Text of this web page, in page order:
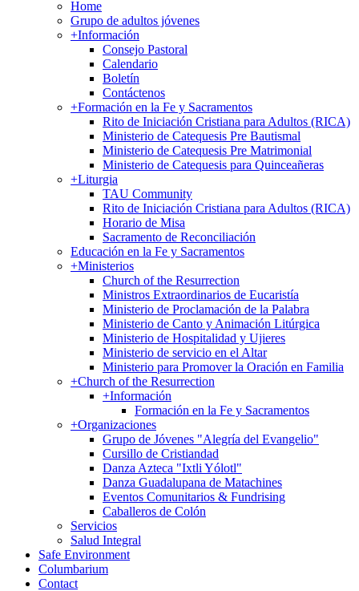
Home
Grupo de adultos jóvenes
+Información
Consejo Pastoral
Calendario
Boletín
Contáctenos
+Formación en la Fe y Sacramentos
Rito de Iniciación Cristiana para Adultos (RICA)
Ministerio de Catequesis Pre Bautismal
Ministerio de Catequesis Pre Matrimonial
Ministerio de Catequesis para Quinceañeras
+Liturgia
TAU Community
Rito de Iniciación Cristiana para Adultos (RICA)
Horario de Misa
Sacramento de Reconciliación
Educación en la Fe y Sacramentos
+Ministerios
Church of the Resurrection
Ministros Extraordinarios de Eucaristía
Ministerio de Proclamación de la Palabra
Ministerio de Canto y Animación Litúrgica
Ministerio de Hospitalidad y Ujieres
Ministerio de servicio en el Altar
Ministerio para Promover la Oración en Familia
+Church of the Resurrection
+Información
Formación en la Fe y Sacramentos
+Organizaciones
Grupo de Jóvenes "Alegría del Evangelio"
Cursillo de Cristiandad
Danza Azteca "Ixtli Yólotl"
Danza Guadalupana de Matachines
Eventos Comunitarios & Fundrising
Caballeros de Colón
Servicios
Salud Integral
Safe Environment
Columbarium
Contact